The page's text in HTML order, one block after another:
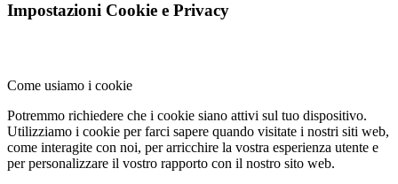
Impostazioni Cookie e Privacy
Come usiamo i cookie
Potremmo richiedere che i cookie siano attivi sul tuo dispositivo.
Utilizziamo i cookie per farci sapere quando visitate i nostri siti web,
come interagite con noi, per arricchire la vostra esperienza utente e
per personalizzare il vostro rapporto con il nostro sito web.